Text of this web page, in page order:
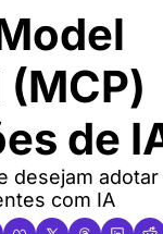
de
desejam adotar
com IA